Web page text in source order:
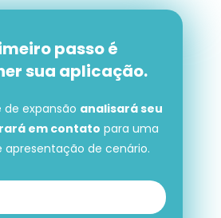
passo é
sua aplicação.
passo é preencher
de expansão analisará seu
em contato para uma
apresentação de cenário.